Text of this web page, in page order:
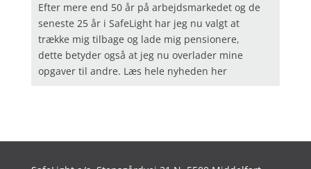
Efter mere end 50 år på arbejdsmarkedet og de
seneste 25 år i SafeLight har jeg nu valgt at
trække mig tilbage og lade mig pensionere,
dette betyder også at jeg nu overlader mine
opgaver til andre. Læs hele nyheden her